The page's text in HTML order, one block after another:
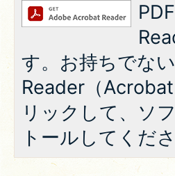
す。お持ちでな
Reader（
リックして、ソ
トールしてくださ